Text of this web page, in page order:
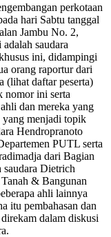
perkotaan
hari Sabtu tanggal
Jambu No. 2,
saudara
ini, didampingi
orang raportur dari
(lihat daftar peserta)
nomor ini serta
dan mereka yang
yang menjadi topik
Hendropranoto
PUTL serta
dari Bagian
Dietrich
& Bangunan
ahli lainnya
itu pembahasan dan
dalam diskusi